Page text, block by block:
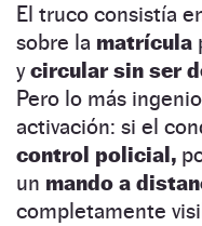
El truco consistía
sobre la matrícula
ycircular sin ser
Pero lo más
activación: si el
control policial,
un mando a
completamente